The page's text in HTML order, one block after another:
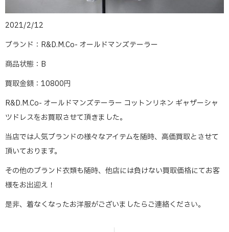
2021/2/12
ブランド：R&D.M.Co- オールドマンズテーラー
商品状態：B
買取金額：10800円
R&D.M.Co- オールドマンズテーラー コットンリネン ギャザーシャ
ツドレスをお買取させて頂きました。
当店では人気ブランドの様々なアイテムを随時、高価買取とさせて
頂いております。
その他のブランド衣類も随時、他店には負けない買取価格にてお客
様をお出迎え！
是非、着なくなったお洋服がございましたらご連絡ください。